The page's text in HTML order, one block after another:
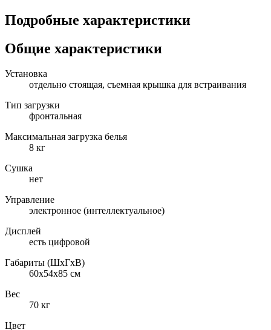
Подробные характеристики
Общие характеристики
Установка
отдельно стоящая, съемная крышка для встраивания
Тип загрузки
фронтальная
Максимальная загрузка белья
8 кг
Сушка
нет
Управление
электронное (интеллектуальное)
Дисплей
есть цифровой
Габариты (ШxГxВ)
60x54x85 см
Вес
70 кг
Цвет